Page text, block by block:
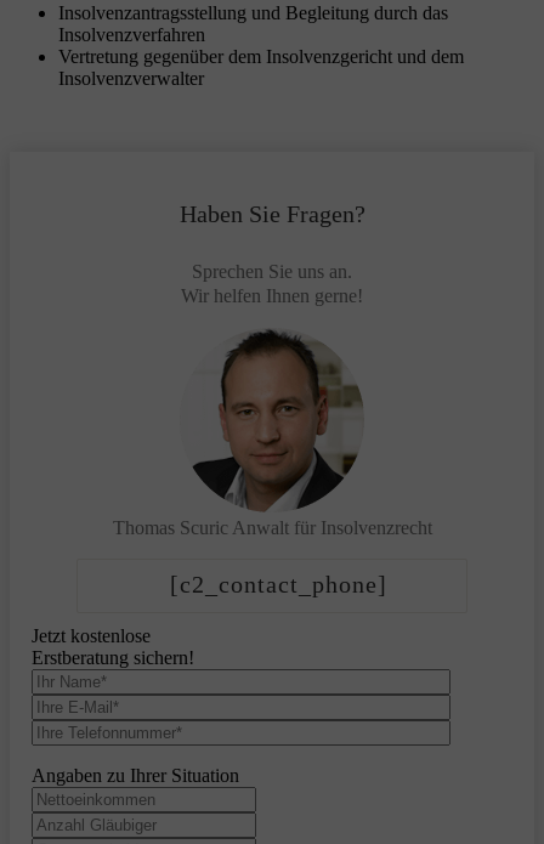
Insolvenzantragsstellung und Begleitung durch das
Insolvenzverfahren
Vertretung gegenüber dem Insolvenzgericht und dem
Insolvenzverwalter
Haben Sie Fragen?
Sprechen Sie uns an.
Wir helfen Ihnen gerne!
Thomas Scuric Anwalt für Insolvenzrecht
[c2_contact_phone]
Jetzt kostenlose
Erstberatung sichern!
Angaben zu Ihrer Situation